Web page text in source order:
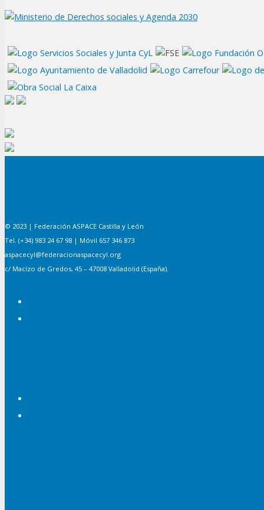
© 2023 | Federación ASPACE Castilla y León
Tel. (+34) 983 24 67 98 | Móvil 657 346 873
aspacecyl@federacionaspacecyl.org
c/ Macizo de Gredos, 45 – 47008 Valladolid (España).